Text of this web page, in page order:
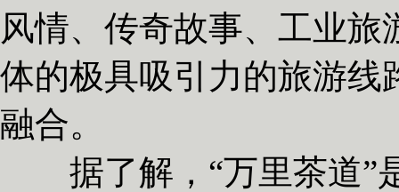
风情、传奇故事、工业
体的极具吸引力的旅游线
融合。
据了解，“万里茶道”